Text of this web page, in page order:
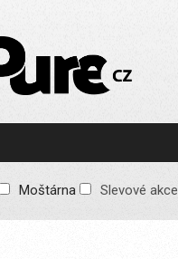
Apple e-
žádné
pro všechny
Moštárna Slevové akce